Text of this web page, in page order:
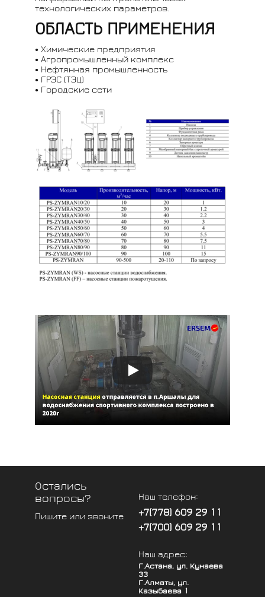
технологических параметров.
ОБЛАСТЬ ПРИМЕНЕНИЯ
Химические предприятия
Агропромышленный комплекс
Нефтянная промышленность
ГРЭС (ТЭЦ)
Городские сети
Остались
вопросы?
Пишите или звоните
Наш телефон:
+7(778) 609 29 11
+7(700) 609 29 11
Наш адрес:
Г.Астана, ул. Кунаева
33
Г.Алматы, ул.
Казыбаева 1